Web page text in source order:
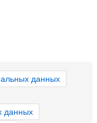
данных
данных